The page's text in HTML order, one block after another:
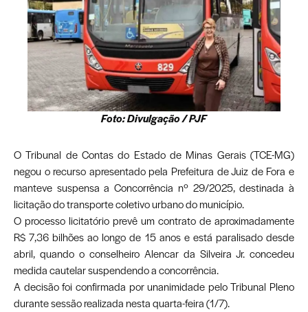
Foto: Divulgação / PJF
O Tribunal de Contas do Estado de Minas Gerais (TCE-MG)
negou o recurso apresentado pela Prefeitura de Juiz de Fora e
manteve suspensa a Concorrência nº 29/2025, destinada à
licitação do transporte coletivo urbano do município.
O processo licitatório prevê um contrato de aproximadamente
R$ 7,36 bilhões ao longo de 15 anos e está paralisado desde
abril, quando o conselheiro Alencar da Silveira Jr. concedeu
medida cautelar suspendendo a concorrência.
A decisão foi confirmada por unanimidade pelo Tribunal Pleno
durante sessão realizada nesta quarta-feira (1/7).